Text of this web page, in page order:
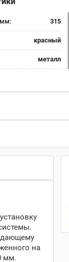
мм: 315
красный
металл
на
мм.